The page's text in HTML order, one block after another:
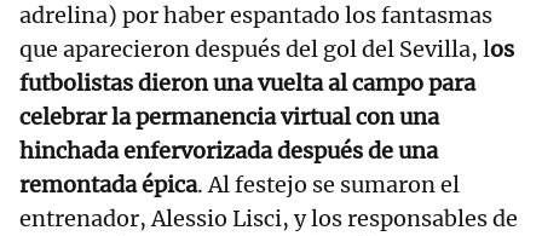
adrelina) por haber espantado los fantasmas
que aparecieron después del gol del Sevilla, los
futbolistas dieron una vuelta al campo para
celebrar la permanencia virtual con una
hinchada enfervorizada después de una
remontada épica. Al festejo se sumaron el
entrenador, Alessio Lisci, y los responsables de